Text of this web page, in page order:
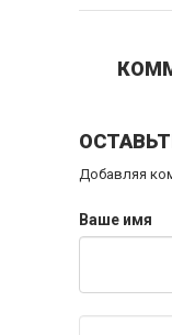
Добавляя
Ваше имя